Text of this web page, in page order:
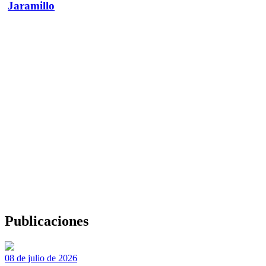
Jaramillo
Publicaciones
08 de julio de 2026